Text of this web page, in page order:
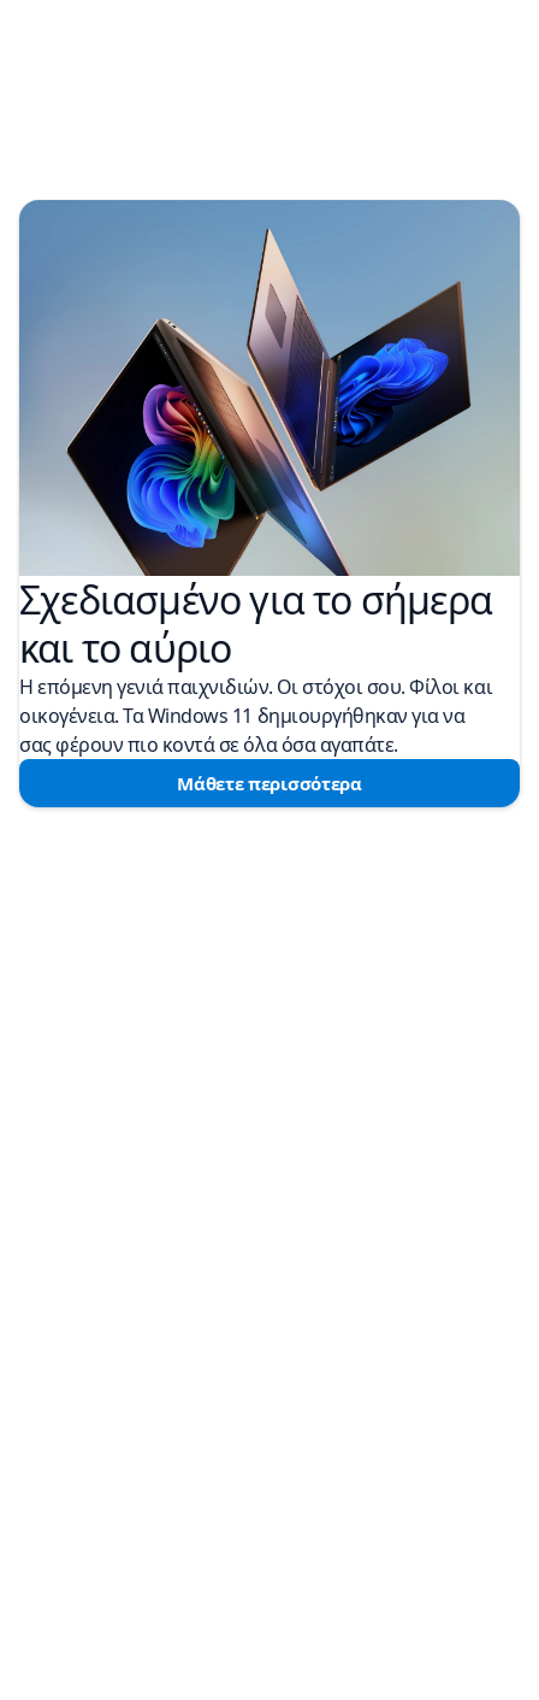
Σχεδιασμένο για το σήμερα
και το αύριο
Η επόμενη γενιά παιχνιδιών. Οι στόχοι σου. Φίλοι και
οικογένεια. Τα Windows 11 δημιουργήθηκαν για να
σας φέρουν πιο κοντά σε όλα όσα αγαπάτε.
Μάθετε περισσότερα